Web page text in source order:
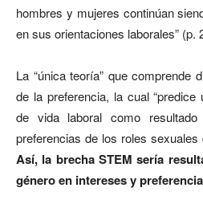
hombres y mujeres continúan
en sus orientaciones laborales” (p.
La “única teoría” que comprende
de la preferencia, la cual
de vida laboral como
preferencias de los roles sexuales
Así, la brecha STEM sería
género en intereses y